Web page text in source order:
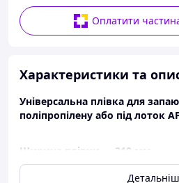
Оплатити
Характеристики та
Універсальна плівка для
поліпропілену або під лоток
Ширина плівки — 210 мм
Довжина в рулоні — 150 м.